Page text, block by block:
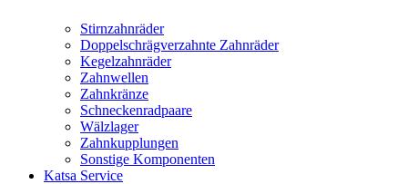
Stirnzahnräder
Doppelschrägverzahnte Zahnräder
Kegelzahnräder
Zahnwellen
Zahnkränze
Schneckenradpaare
Wälzlager
Zahnkupplungen
Sonstige Komponenten
Katsa Service